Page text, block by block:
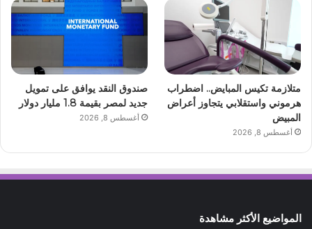
متلازمة تكيس المبايض.. اضطراب
هرموني واستقلابي يتجاوز أعراض
المبيض
أغسطس 8, 2026
صندوق النقد يوافق على تمويل
جديد لمصر بقيمة 1.8 مليار دولار
أغسطس 8, 2026
المواضيع الأكثر مشاهدة